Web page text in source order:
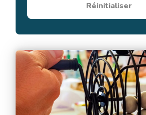
Réinitialiser
Bingo
Fabrique